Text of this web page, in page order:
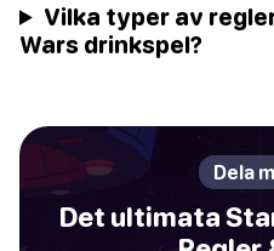
Vilka typer av
Wars drinkspel?
Dela
Det ultimata